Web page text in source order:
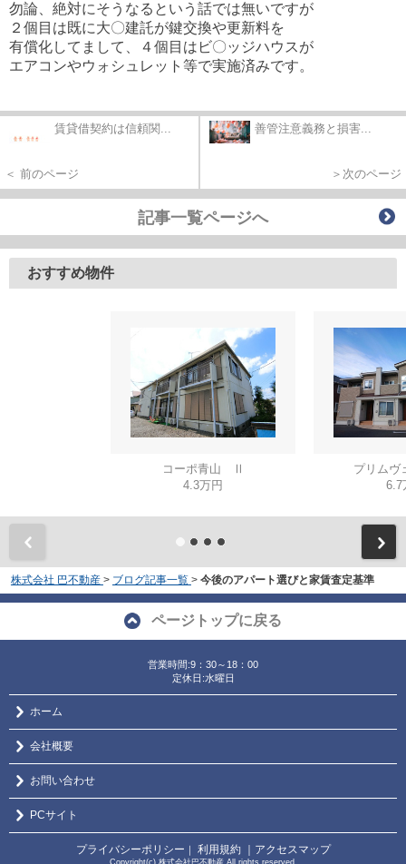
勿論、絶対にそうなるという話では無いですが
２個目は既に大〇建託が鍵交換や更新料を
有償化してまして、４個目はビ〇ッジハウスが
エアコンやウォシュレット等で実施済みです。
賃貸借契約は信頼関...
＜ 前のページ
善管注意義務と損害...
＞次のページ
記事一覧ページへ
おすすめ物件
コーポ青山 Ⅱ
4.3万円
プリム
6.7
株式会社 巴不動産 > ブログ記事一覧 > 今後のアパート選びと家賃査定基準
ページトップに戻る
営業時間:9：30～18：00
定休日:水曜日
ホーム
会社概要
お問い合わせ
PCサイト
プライバシーポリシー 利用規約 ｜アクセスマップ